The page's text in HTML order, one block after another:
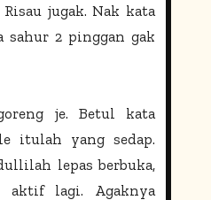
jugak. Nak kata
sahur 2 pinggan gak
je. Betul kata
itulah yang sedap.
lepas berbuka,
aktif lagi. Agaknya